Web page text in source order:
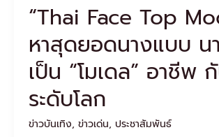
“Thai Face Top
หาสุดยอดนางแบบ น
เป็น “โมเดล” อาชีพ
ระดับโลก
ข่าวบันเทิง, ข่าวเด่น, ประชาสัมพันธ์
เป็น
“โมเดล”
อาชีพ
กับ
เอ
ซี่
โลก